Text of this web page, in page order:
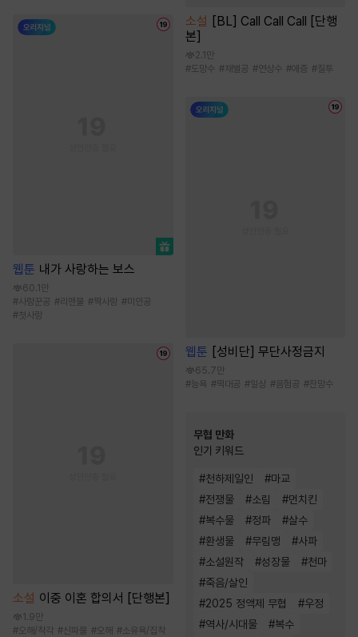
웹툰 내가 사랑하는 보스
60.1만
#사랑꾼공 #리맨물 #짝사랑 #미인공
#첫사랑
소설 이중 이혼 합의서 [단행본]
1.9만
#오해/착각 #신파물 #오해 #소유욕/집착
소설
[BL] Call Call Call [단행
본]
2.1만
#도망수 #재벌공 #연상수 #애증 #질투
웹툰 [성비단] 무단사정금지
65.7만
#능욕 #떡대공 #일상 #음험공 #잔망수
무협 만화
인기 키워드
#천하제일인 #마교
#전쟁물 #소림 #먼치킨
#복수물 #정파 #살수
#환생물 #무림맹 #사파
#소설원작 #성장물 #천마
#죽음/살인
#2025 정액제 무협 #우정
#역사/시대물 #복수